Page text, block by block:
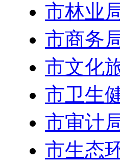
市林业
市商务
市文化
市卫生
市审计
市生态